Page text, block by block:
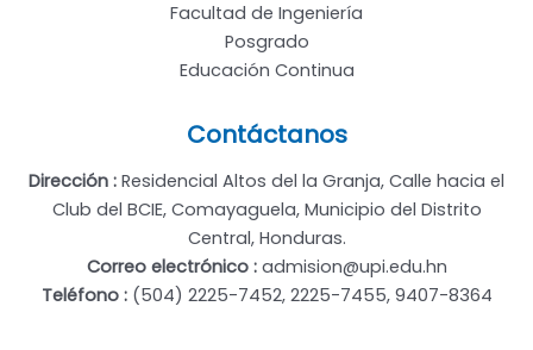
Facultad de Ingeniería
Posgrado
Educación Continua
Contáctanos
Dirección : Residencial Altos del la Granja, Calle hacia el
Club del BCIE, Comayaguela, Municipio del Distrito
Central, Honduras.
Correo electrónico :admision@upi.edu.hn
Teléfono :(504) 2225-7452, 2225-7455, 9407-8364